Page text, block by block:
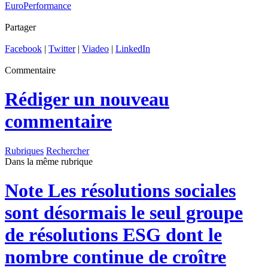
EuroPerformance
Partager
Facebook | Twitter| Viadeo | LinkedIn
Commentaire
Rédiger un nouveau
commentaire
Rubriques Rechercher
Dans la même rubrique
Note Les résolutions sociales
sont désormais le seul groupe
de résolutions ESG dont le
nombre continue de croître